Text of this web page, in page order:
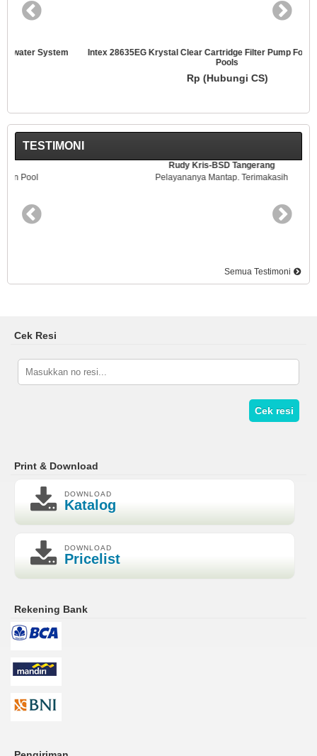
Intex 28635EG Krystal Clear Cartridge Filter Pump For Above Ground
Rp (Hubungi CS)
TESTIMONI
Rudy Kris-BSD Tangerang
Pelayananya Mantap. Terimakasih
Semua Testimoni
Cek Resi
Cek resi
Print & Download
DOWNLOAD
Katalog
DOWNLOAD
Pricelist
Rekening Bank